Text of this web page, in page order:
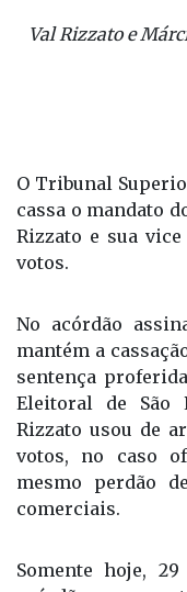
Val Rizzato e
O Tribunal
cassa o mandato
Rizzato e sua
No acórdão
mantém a
sentença
Eleitoral de São
Rizzato usou de
votos, no caso
mesmo perdão